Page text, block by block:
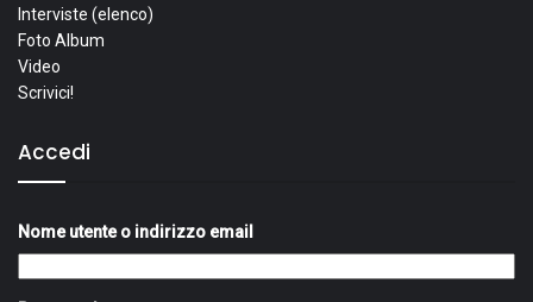
Interviste (elenco)
Foto Album
Video
Scrivici!
Accedi
Nome utente o indirizzo email